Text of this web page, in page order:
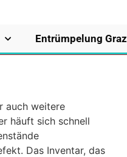
Entrümpelung Graz
auch weitere
häuft sich schnell
Das Inventar, das